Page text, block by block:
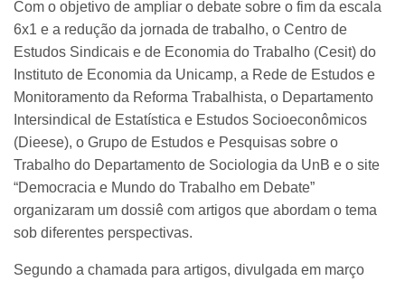
Com o objetivo de ampliar o debate sobre o fim da escala
6x1 e a redução da jornada de trabalho, o Centro de
Estudos Sindicais e de Economia do Trabalho (Cesit) do
Instituto de Economia da Unicamp, a Rede de Estudos e
Monitoramento da Reforma Trabalhista, o Departamento
Intersindical de Estatística e Estudos Socioeconômicos
(Dieese), o Grupo de Estudos e Pesquisas sobre o
Trabalho do Departamento de Sociologia da UnB e o site
“Democracia e Mundo do Trabalho em Debate”
organizaram um dossiê com artigos que abordam o tema
sob diferentes perspectivas.
Segundo a chamada para artigos, divulgada em março